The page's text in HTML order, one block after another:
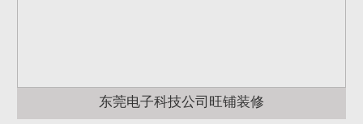
东莞电子科技公司旺铺装修